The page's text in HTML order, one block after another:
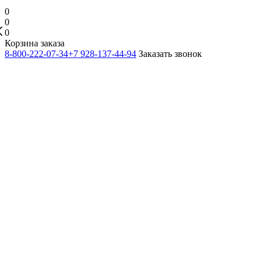
0
0
0
Корзина заказа
8-800-222-07-34+7 928-137-44-94 Заказать звонок